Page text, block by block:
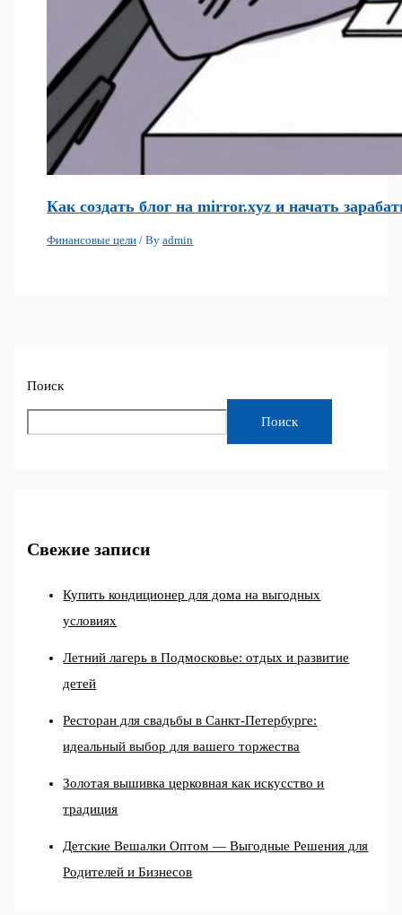
Как создать блог на mirror.xyz и начать
Финансовые цели / Byadmin
Поиск
Поиск
Свежие записи
Купить кондиционер для дома на выгодных
условиях
Летний лагерь в Подмосковье: отдых и развитие
детей
Ресторан для свадьбы в Санкт-Петербурге:
идеальный выбор для вашего торжества
Золотая вышивка церковная как искусство и
традиция
Детские Вешалки Оптом — Выгодные Решения для
Родителей и Бизнесов